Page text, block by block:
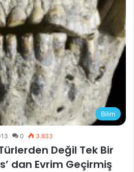
Bilim
0 3.833
Değil Tek Bir
dan Evrim Geçirmiş